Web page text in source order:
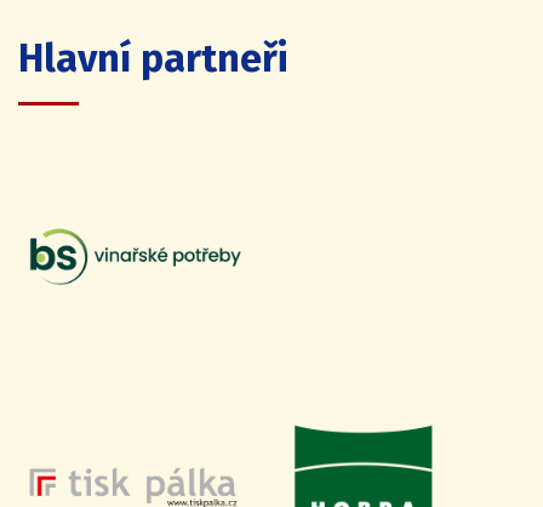
Hlavní partneři